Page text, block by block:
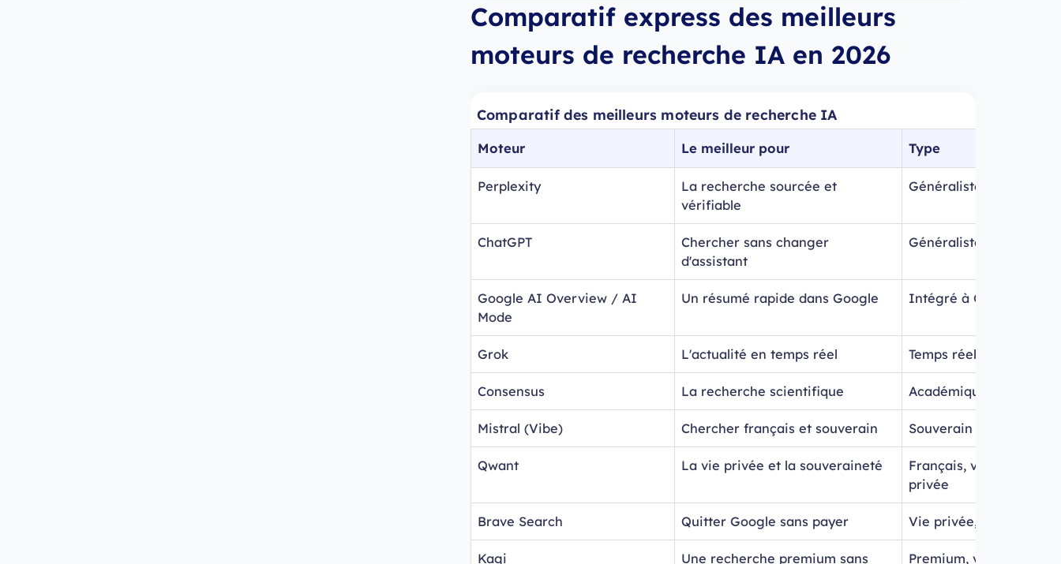
Comparatif express des meilleurs
moteurs de recherche IA en 2026
Comparatif des meilleurs moteurs de recherche IA
Moteur Le meilleur pour Type
Perplexity
La recherche sourcée et
vérifiable
Généraliste, leader
ChatGPT
Chercher sans changer
d'assistant
Généraliste
Google AI Overview / AI
Mode
Un résumé rapide dans Google Intégré à Google
Grok L'actualité en temps réel Temps réel (X)
Consensus La recherche scientifique Académique
Mistral (Vibe) Chercher français et souverain Souverain FR
Qwant La vie privée et la souveraineté
Français, vie
privée
Brave Search Quitter Google sans payer Vie privée, gratuit
Kagi
Une recherche premium sans
Premium, vie